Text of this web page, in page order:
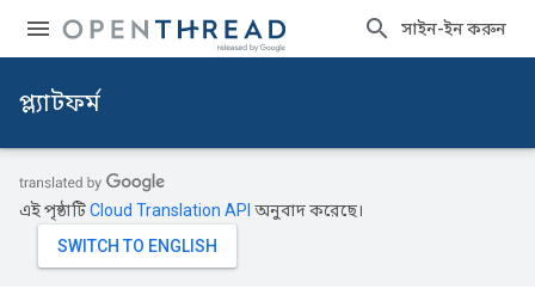
সাইন-ইন করুন
প্ল্যাটফর্ম
এই পৃষ্ঠাটিCloud Translation API অনুবাদ করেছে।